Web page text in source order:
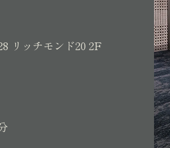
リッチモンド20 2F